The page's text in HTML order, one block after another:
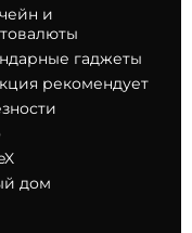
и
гаджеты
рекомендует
дом